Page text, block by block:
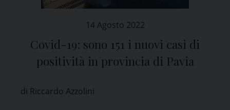
14 Agosto 2022
Covid-19: sono 151 i nuovi casi di
positività in provincia di Pavia
di Riccardo Azzolini